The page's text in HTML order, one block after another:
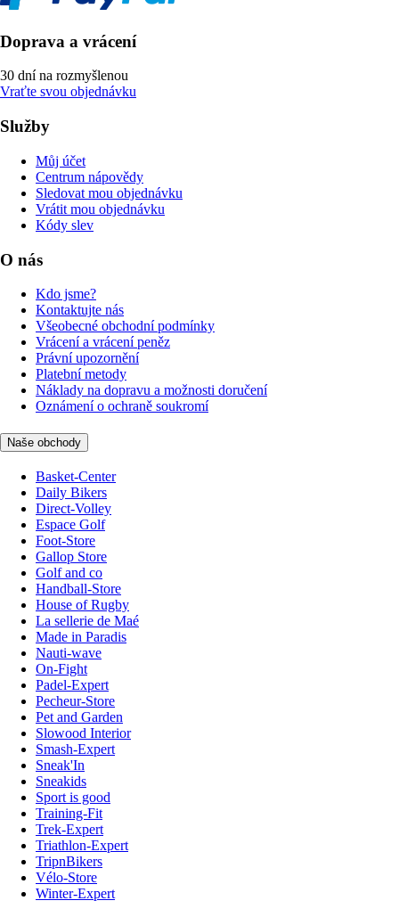
Doprava a vrácení
30 dní na rozmyšlenou
Vraťte svou objednávku
Služby
Můj účet
Centrum nápovědy
Sledovat mou objednávku
Vrátit mou objednávku
Kódy slev
O nás
Kdo jsme?
Kontaktujte nás
Všeobecné obchodní podmínky
Vrácení a vrácení peněz
Právní upozornění
Platební metody
Náklady na dopravu a možnosti doručení
Oznámení o ochraně soukromí
Naše obchody
Basket-Center
Daily Bikers
Direct-Volley
Espace Golf
Foot-Store
Gallop Store
Golf and co
Handball-Store
House of Rugby
La sellerie de Maé
Made in Paradis
Nauti-wave
On-Fight
Padel-Expert
Pecheur-Store
Pet and Garden
Slowood Interior
Smash-Expert
Sneak'In
Sneakids
Sport is good
Training-Fit
Trek-Expert
Triathlon-Expert
TripnBikers
Vélo-Store
Winter-Expert